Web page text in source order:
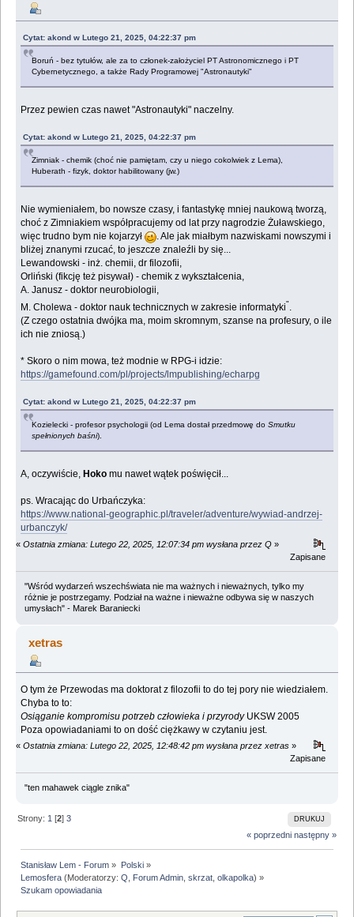
Cytat: akond w Lutego 21, 2025, 04:22:37 pm
Boruń - bez tytułów, ale za to członek-założyciel PT Astronomicznego i PT
Cybernetycznego, a także Rady Programowej "Astronautyki"
Przez pewien czas nawet "Astronautyki" naczelny.
Cytat: akond w Lutego 21, 2025, 04:22:37 pm
Zimniak - chemik (choć nie pamiętam, czy u niego cokolwiek z Lema),
Huberath - fizyk, doktor habilitowany (jw.)
Nie wymieniałem, bo nowsze czasy, i fantastykę mniej naukową tworzą,
choć z Zimniakiem współpracujemy od lat przy nagrodzie Żuławskiego,
więc trudno bym nie kojarzył
. Ale jak miałbym nazwiskami nowszymi i
bliżej znanymi rzucać, to jeszcze znaleźli by się...
Lewandowski - inż. chemii, dr filozofii,
Orliński (fikcję też pisywał) - chemik z wykształcenia,
A. Janusz - doktor neurobiologii,
M. Cholewa - doktor nauk technicznych w zakresie informatyki".
(Z czego ostatnia dwójka ma, moim skromnym, szanse na profesury, o ile
ich nie zniosą.)
* Skoro o nim mowa, też modnie w RPG-i idzie:
https://gamefound.com/pl/projects/lmpublishing/echarpg
Cytat: akond w Lutego 21, 2025, 04:22:37 pm
Kozielecki - profesor psychologii (od Lema dostał przedmowę doSmutku
spełnionych baśni).
A, oczywiście, Hoko mu nawet wątek poświęcił...
ps. Wracając do Urbańczyka:
https://www.national-geographic.pl/traveler/adventure/wywiad-andrzej-
urbanczyk/
« Ostatnia zmiana: Lutego 22, 2025, 12:07:34 pm wysłana przez Q »
Zapisane
"Wśród wydarzeń wszechświata nie ma ważnych i nieważnych, tylko my
różnie je postrzegamy. Podział na ważne i nieważne odbywa się w naszych
umysłach" - Marek Baraniecki
xetras
O tym że Przewodas ma doktorat z filozofii to do tej pory nie wiedziałem.
Chyba to to:
Osiąganie kompromisu potrzeb człowieka i przyrodyUKSW 2005
Poza opowiadaniami to on dość ciężkawy w czytaniu jest.
« Ostatnia zmiana: Lutego 22, 2025, 12:48:42 pm wysłana przez xetras »
Zapisane
"ten mahawek ciągle znika"
DRUKUJ
Strony: 1 [2]3
« poprzedni następny »
Stanisław Lem - Forum » Polski»
Lemosfera (Moderatorzy:Q Forum Admin ,skrzat ,olkapolka) »
Szukam opowiadania